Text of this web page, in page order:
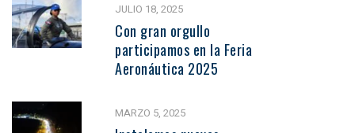
JULIO 18, 2025
Con gran orgullo
participamos en la Feria
Aeronáutica 2025
MARZO 5, 2025